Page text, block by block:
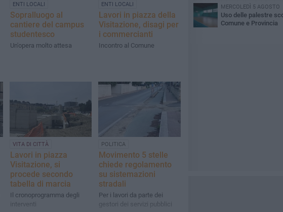
ENTI LOCALI
Sopralluogo al
cantiere del campus
studentesco
Un'opera molto attesa
ENTI LOCALI
Lavori in piazza della
Visitazione, disagi per
i commercianti
Incontro al Comune
VITA DI CITTÀ
Lavori in piazza
Visitazione, si
procede secondo
tabella di marcia
Il cronoprogramma degli
interventi
POLITICA
Movimento 5 stelle
chiede regolamento
su sistemazioni
stradali
Per i lavori da parte dei
gestori dei servizi pubblici
MERCOLEDÌ 5 AGOSTO
Uso delle palestre
Comune e Provincia